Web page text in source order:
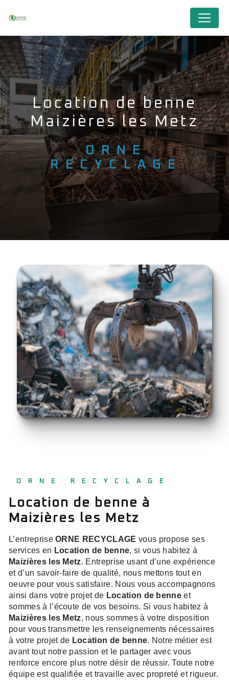
Location de benne
Maizières les Metz
ORNE
RECYCLAGE
ORNE RECYCLAGE
Location de benne à
Maizières les Metz
L’entrepriseORNE RECYCLAGE vous propose ses
services en Location de benne, si vous habitez à
Maizières les Metz. Entreprise usant d’une expérience
et d’un savoir-faire de qualité, nous mettons tout en
oeuvre pour vous satisfaire. Nous vous accompagnons
ainsi dans votre projet de Location de benne et
sommes à l’écoute de vos besoins. Si vous habitez à
Maizières les Metz, nous sommes à votre disposition
pour vous transmettre les renseignements nécessaires
à votre projet de Location de benne. Notre métier est
avant tout notre passion et le partager avec vous
renforce encore plus notre désir de réussir. Toute notre
équipe est qualifiée et travaille avec propreté et rigueur.